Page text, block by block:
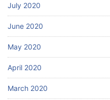
July 2020
June 2020
May 2020
April 2020
March 2020